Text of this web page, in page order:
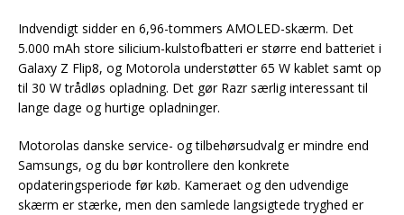
Indvendigt sidder en 6,96-tommers AMOLED-skærm. Det
5.000 mAh store silicium-kulstofbatteri er større end batteriet i
Galaxy Z Flip8, og Motorola understøtter 65 W kablet samt op
til 30 W trådløs opladning. Det gør Razr særlig interessant til
lange dage og hurtige opladninger.
Motorolas danske service- og tilbehørsudvalg er mindre end
Samsungs, og du bør kontrollere den konkrete
opdateringsperiode før køb. Kameraet og den udvendige
skærm er stærke, men den samlede langsigtede tryghed er